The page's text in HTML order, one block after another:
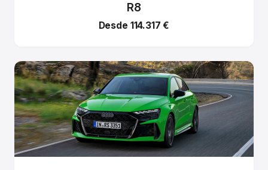
R8
Desde 114.317 €